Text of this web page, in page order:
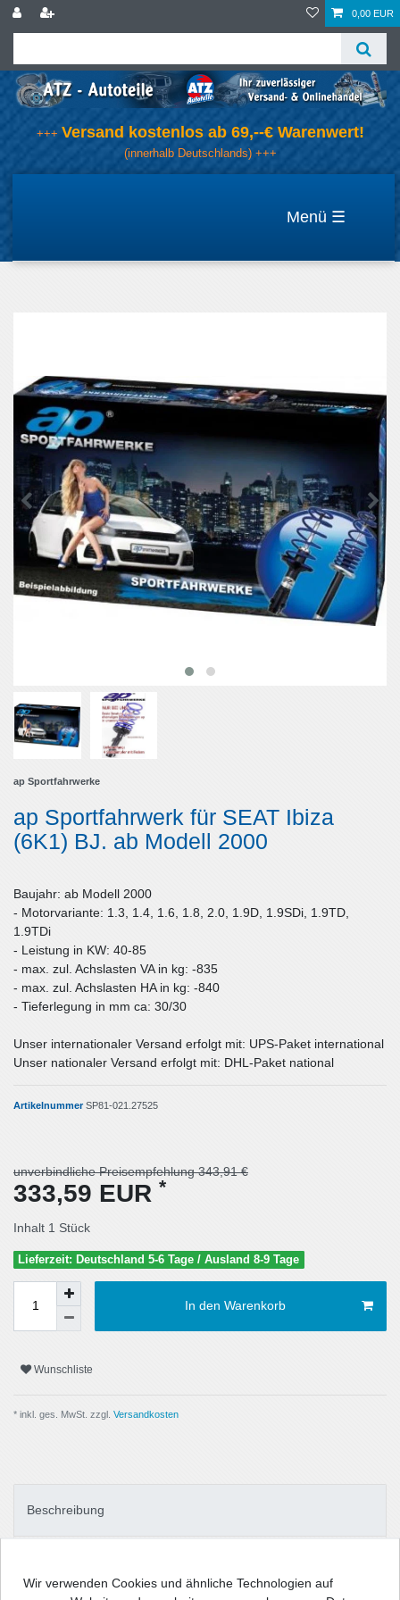
0,00 EUR
+++ Versand kostenlos ab 69,--€ Warenwert!
(innerhalb Deutschlands) +++
☰
ap Sportfahrwerke
ap Sportfahrwerk für SEAT Ibiza
(6K1) BJ. ab Modell 2000
Baujahr: ab Modell 2000
- Motorvariante: 1.3, 1.4, 1.6, 1.8, 2.0, 1.9D, 1.9SDi, 1.9TD,
1.9TDi
- Leistung in KW: 40-85
- max. zul. Achslasten VA in kg: -835
- max. zul. Achslasten HA in kg: -840
- Tieferlegung in mm ca: 30/30
Unser internationaler Versand erfolgt mit: UPS-Paket international
Unser nationaler Versand erfolgt mit: DHL-Paket national
ArtikelnummerSP81-021.27525
unverbindliche Preisempfehlung 343,91 €
333,59 EUR *
Inhalt 1 Stück
Lieferzeit: Deutschland 5-6 Tage / Ausland 8-9 Tage
In den Warenkorb
Wunschliste
* inkl. ges. MwSt. zzgl. Versandkosten
Beschreibung
Wir verwenden Cookies und ähnliche Technologien auf